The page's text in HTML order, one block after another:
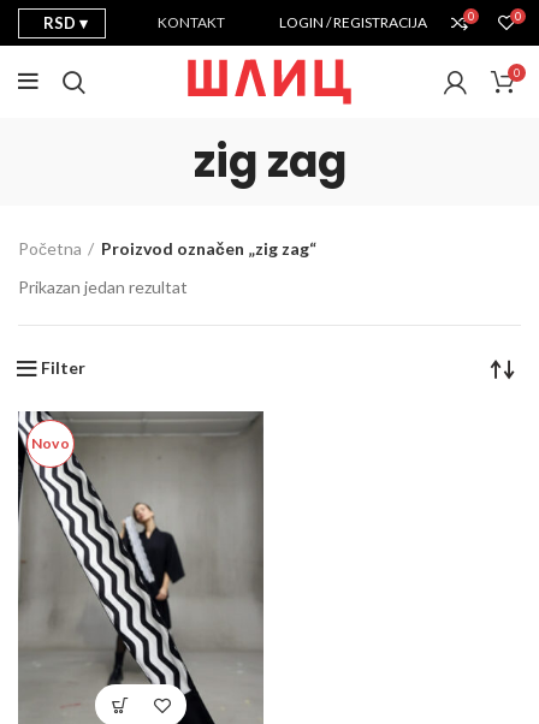
RSD KONTAKT LOGIN / REGISTRACIJA 0 0
0
zig zag
Početna
Proizvod označen „zig zag“
Prikazan jedan rezultat
Filter
Novo